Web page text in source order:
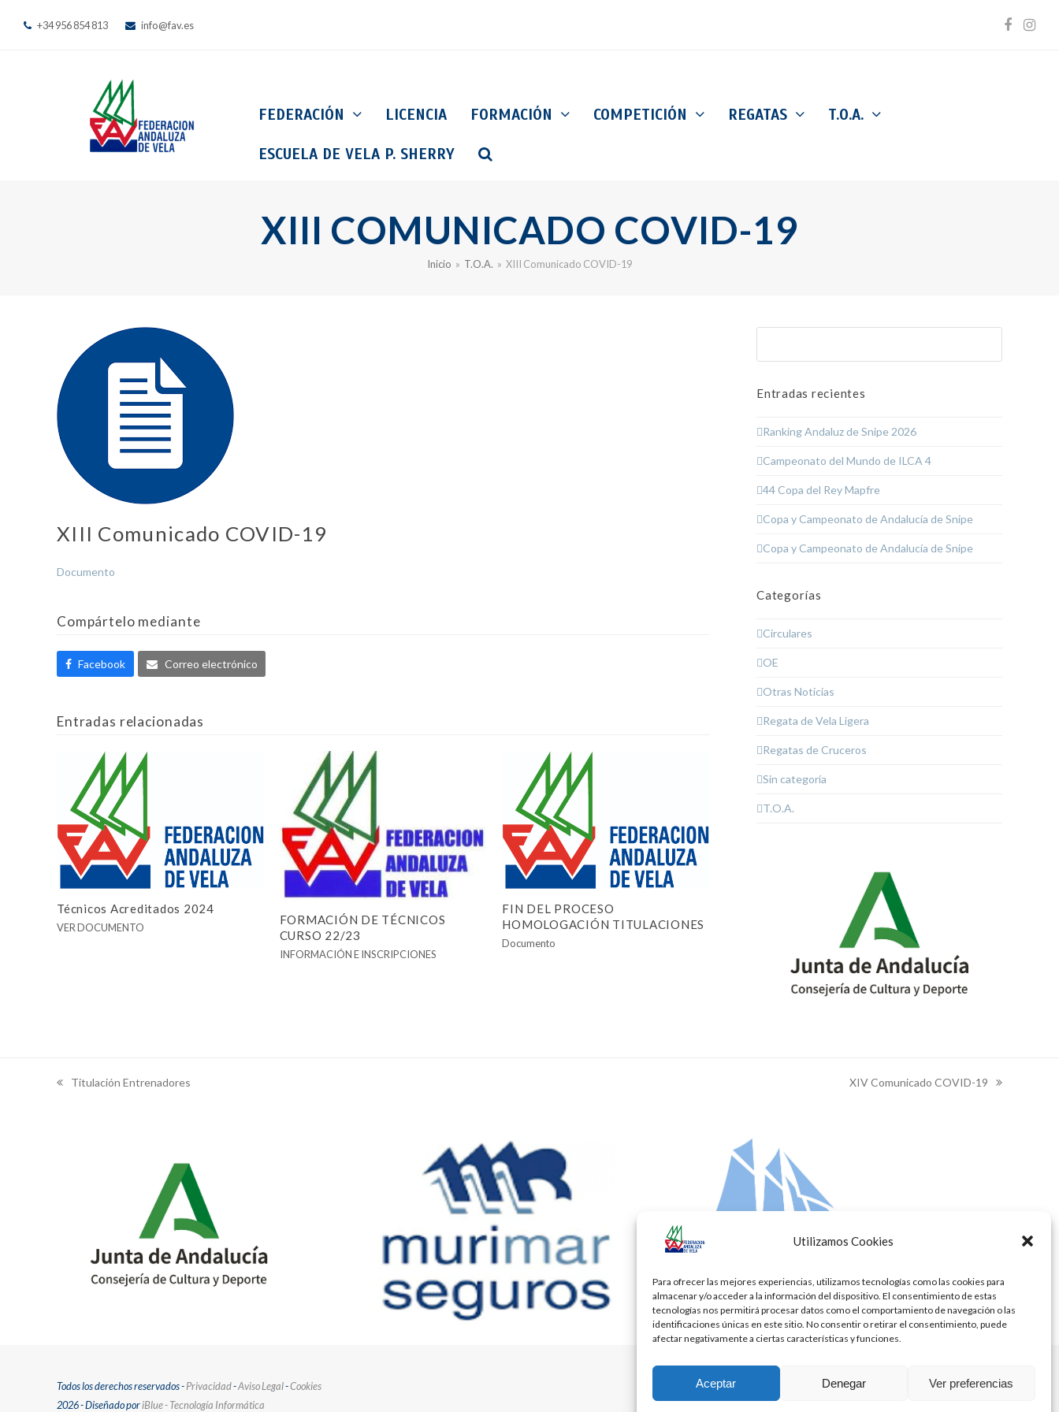
Utilizamos Cookies
Para ofrecer las mejores experiencias, utilizamos tecnologías como las cookies para
almacenar y/o acceder a la información del dispositivo. El consentimiento de estas
tecnologías nos permitirá procesar datos como el comportamiento de navegación o las
identificaciones únicas en este sitio. No consentir o retirar el consentimiento, puede
afectar negativamente a ciertas características y funciones.
Aceptar Denegar Ver preferencias
+34 956 854 813 info@fav.es
FEDERACIÓN LICENCIA FORMACIÓN COMPETICIÓN REGATAS T.O.A.
ESCUELA DE VELA P. SHERRY
XIII COMUNICADO COVID-19
Inicio » T.O.A. » XIII Comunicado COVID-19
XIII Comunicado COVID-19
Documento
Compártelo mediante
Facebook Correo electrónico
Entradas relacionadas
Técnicos Acreditados 2024
VER DOCUMENTO
FORMACIÓN DE TÉCNICOS
CURSO 22/23
INFORMACIÓN E INSCRIPCIONES
FIN DEL PROCESO
HOMOLOGACIÓN TITULACIONES
Documento
Entradas recientes
Ranking Andaluz de Snipe 2026
Campeonato del Mundo de ILCA 4
44 Copa del Rey Mapfre
Copa y Campeonato de Andalucía de Snipe
Copa y Campeonato de Andalucía de Snipe
Categorías
Circulares
OE
Otras Noticias
Regata de Vela Ligera
Regatas de Cruceros
Sin categoría
T.O.A.
previous
Titulación Entrenadores
next
XIV Comunicado COVID-19
Todos los derechos reservados -Privacidad-Aviso Legal-Cookies
2026 - Diseñado poriBlue - Tecnología Informática